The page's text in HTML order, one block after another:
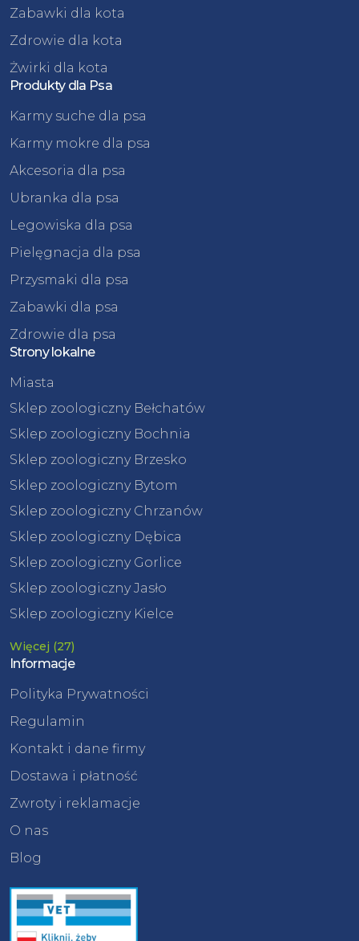
Zabawki dla kota
Zdrowie dla kota
Żwirki dla kota
Produkty dla Psa
Karmy suche dla psa
Karmy mokre dla psa
Akcesoria dla psa
Ubranka dla psa
Legowiska dla psa
Pielęgnacja dla psa
Przysmaki dla psa
Zabawki dla psa
Zdrowie dla psa
Strony lokalne
Miasta
Sklep zoologiczny Bełchatów
Sklep zoologiczny Bochnia
Sklep zoologiczny Brzesko
Sklep zoologiczny Bytom
Sklep zoologiczny Chrzanów
Sklep zoologiczny Dębica
Sklep zoologiczny Gorlice
Sklep zoologiczny Jasło
Sklep zoologiczny Kielce
Więcej (27)
Informacje
Polityka Prywatności
Regulamin
Kontakt i dane firmy
Dostawa i płatność
Zwroty i reklamacje
O nas
Blog